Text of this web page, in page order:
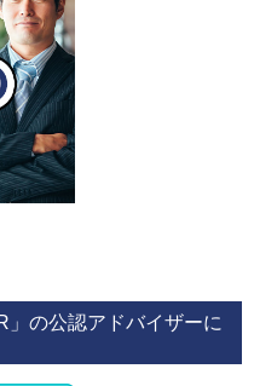
」の公認アドバイザーに